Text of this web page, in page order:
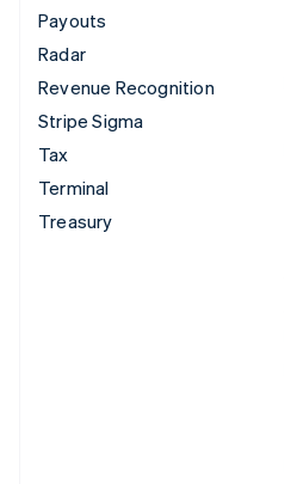
Payouts
Radar
Revenue Recognition
Stripe Sigma
Tax
Terminal
Treasury